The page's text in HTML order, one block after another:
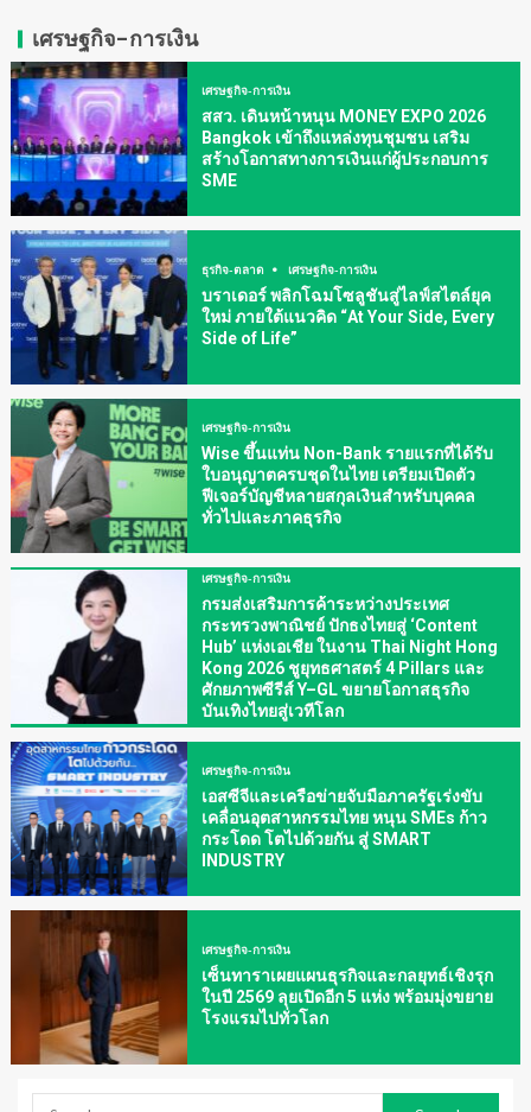
เศรษฐกิจ-การเงิน
เศรษฐกิจ-การเงิน
สสว. เดินหน้าหนุน MONEY EXPO 2026
Bangkok เข้าถึงแหล่งทุนชุมชน เสริม
สร้างโอกาสทางการเงินแก่ผู้ประกอบการ
SME
ธุรกิจ-ตลาด เศรษฐกิจ-การเงิน
บราเดอร์ พลิกโฉมโซลูชันสู่ไลฟ์สไตล์ยุค
ใหม่ ภายใต้แนวคิด “At Your Side, Every
Side of Life”
เศรษฐกิจ-การเงิน
Wise ขึ้นแท่น Non-Bank รายแรกที่ได้รับ
ใบอนุญาตครบชุดในไทย เตรียมเปิดตัว
ฟีเจอร์บัญชีหลายสกุลเงินสำหรับบุคคล
ทั่วไปและภาคธุรกิจ
เศรษฐกิจ-การเงิน
กรมส่งเสริมการค้าระหว่างประเทศ
กระทรวงพาณิชย์ ปักธงไทยสู่ ‘Content
Hub’ แห่งเอเชีย ในงาน Thai Night Hong
Kong 2026 ชูยุทธศาสตร์ 4 Pillars และ
ศักยภาพซีรีส์ Y–GL ขยายโอกาสธุรกิจ
บันเทิงไทยสู่เวทีโลก
เศรษฐกิจ-การเงิน
เอสซีจีและเครือข่ายจับมือภาครัฐเร่งขับ
เคลื่อนอุตสาหกรรมไทย หนุน SMEs ก้าว
กระโดด โตไปด้วยกัน สู่ SMART
INDUSTRY
เศรษฐกิจ-การเงิน
เซ็นทาราเผยแผนธุรกิจและกลยุทธ์เชิงรุก
ในปี 2569 ลุยเปิดอีก 5 แห่ง พร้อมมุ่งขยาย
โรงแรมไปทั่วโลก